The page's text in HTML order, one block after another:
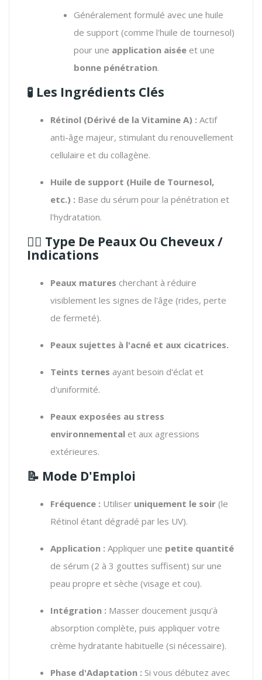
Généralement formulé avec une huile
de support (comme l'huile de tournesol)
pour une application aisée et une
bonne pénétration.
🧪 Les Ingrédients Clés
Rétinol (Dérivé de la Vitamine A) : Actif
anti-âge majeur, stimulant du renouvellement
cellulaire et du collagène.
Huile de support (Huile de Tournesol,
etc.) : Base du sérum pour la pénétration et
l'hydratation.
🧖‍♀️ Type De Peaux Ou Cheveux /
Indications
Peaux matures cherchant à réduire
visiblement les signes de l'âge (rides, perte
de fermeté).
Peaux sujettes à l'acné et aux cicatrices.
Teints ternes ayant besoin d'éclat et
d'uniformité.
Peaux exposées au stress
environnemental et aux agressions
extérieures.
📝 Mode D'Emploi
Fréquence : Utiliser uniquement le soir (le
Rétinol étant dégradé par les UV).
Application : Appliquer une petite quantité
de sérum (2 à 3 gouttes suffisent) sur une
peau propre et sèche (visage et cou).
Intégration : Masser doucement jusqu'à
absorption complète, puis appliquer votre
crème hydratante habituelle (si nécessaire).
Phase d'Adaptation : Si vous débutez avec